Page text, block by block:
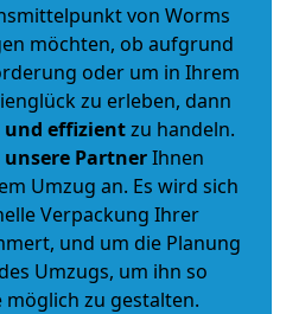
von Worms
möchten, ob aufgrund
oder um in Ihrem
zu erleben, dann
und effizientzu handeln.
PartnerIhnen
Umzug an. Es wird sich
Verpackung Ihrer
und um die Planung
Umzugs, um ihn so
zu gestalten.